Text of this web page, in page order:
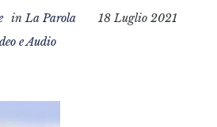
18 Luglio 2021
inLa Parola
e Audio